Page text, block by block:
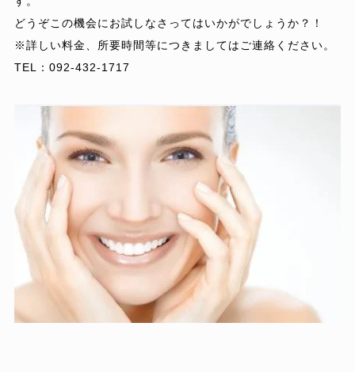
どうぞこの機会にお試しなさってはいかがでしょうか？！
※詳しい料金、所要時間等につきましてはご連絡ください。
TEL：092-432-1717